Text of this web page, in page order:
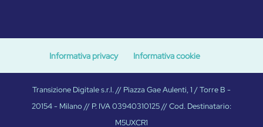
Informativa privacy Informativa cookie
Transizione Digitale s.r.l. // Piazza Gae Aulenti, 1 / Torre B -
20154 - Milano // P. IVA 03940310125 // Cod. Destinatario:
M5UXCR1